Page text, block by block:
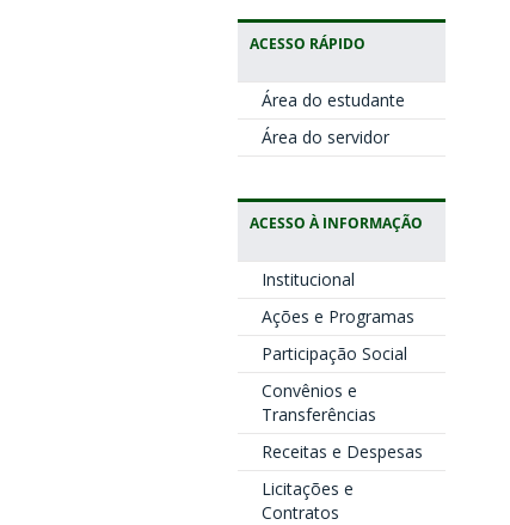
ACESSO RÁPIDO
Área do estudante
Área do servidor
ACESSO À INFORMAÇÃO
Institucional
Ações e Programas
Participação Social
Convênios e
Transferências
Receitas e Despesas
Licitações e
Contratos